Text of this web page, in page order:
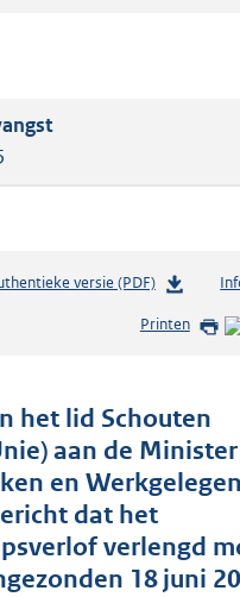
versie (PDF)b
s
d
s
g
r
o
t
Printen
het lid Schouten
aan de
en
dat het
verlengd
18 juni